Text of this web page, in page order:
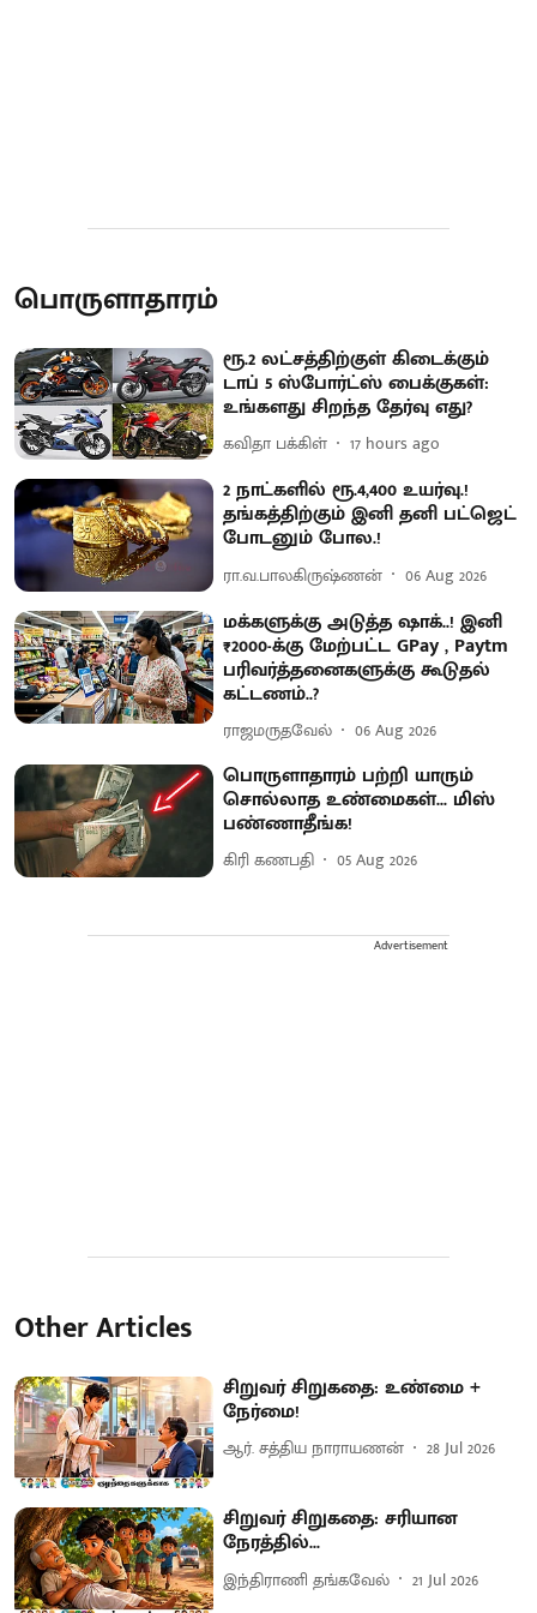
பொருளாதாரம்
ரூ.2 லட்சத்திற்குள் கிடைக்கும்
டாப் 5 ஸ்போர்ட்ஸ் பைக்குகள்:
உங்களது சிறந்த தேர்வு எது?
கவிதா பக்கிள் 17 hours ago
2 நாட்களில் ரூ.4,400 உயர்வு.!
தங்கத்திற்கும் இனி தனி பட்ஜெட்
போடனும் போல.!
ரா.வ.பாலகிருஷ்ணன் 06 Aug 2026
மக்களுக்கு அடுத்த ஷாக்..! இனி
₹2000-க்கு மேற்பட்ட GPay , Paytm
பரிவர்த்தனைகளுக்கு கூடுதல்
கட்டணம்..?
ராஜமருதவேல் 06 Aug 2026
பொருளாதாரம் பற்றி யாரும்
சொல்லாத உண்மைகள்... மிஸ்
பண்ணாதீங்க!
கிரி கணபதி 05 Aug 2026
Advertisement
Other Articles
சிறுவர் சிறுகதை: உண்மை +
நேர்மை!
ஆர். சத்திய நாராயணன் 28 Jul 2026
சிறுவர் சிறுகதை: சரியான
நேரத்தில்...
இந்திராணி தங்கவேல் 21 Jul 2026